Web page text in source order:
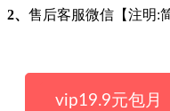
2、 售后客服微信【注明:
vip19.9元包月